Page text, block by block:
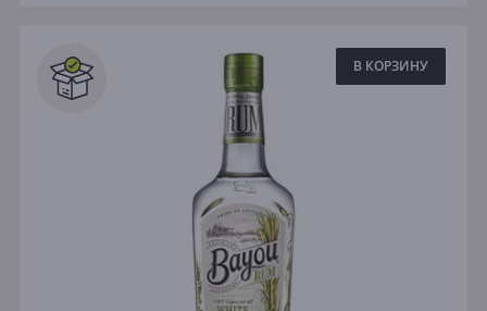
В КОРЗИНУ